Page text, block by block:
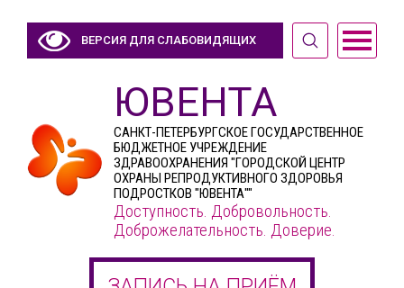
ВЕРСИЯ ДЛЯ СЛАБОВИДЯЩИХ
ЮВЕНТА
САНКТ-ПЕТЕРБУРГСКОЕ ГОСУДАРСТВЕННОЕ
БЮДЖЕТНОЕ УЧРЕЖДЕНИЕ
ЗДРАВООХРАНЕНИЯ "ГОРОДСКОЙ ЦЕНТР
ОХРАНЫ РЕПРОДУКТИВНОГО ЗДОРОВЬЯ
ПОДРОСТКОВ "ЮВЕНТА""
Доступность. Добровольность.
Доброжелательность. Доверие.